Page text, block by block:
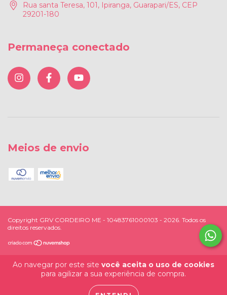
Ao navegar por este site você aceita o uso de cookies
para agilizar a sua experiência de compra.
Rua santa Teresa, 101, Ipiranga, Guarapari/ES, CEP
29201-180
Permaneça conectado
Meios de envio
Copyright GRV CORDEIRO ME - 10483761000103 - 2026. Todos os
direitos reservados.